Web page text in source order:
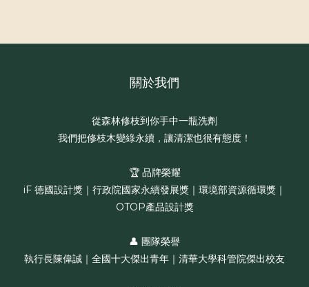
關於我們
從森林修枝到你手中一瓶洗劑
我們把修枝木變綠永續，讓清潔也很有態度！
🏆 品牌榮耀
iF 德國設計獎｜行政院國家永續發展獎｜環境部資源循環獎｜
OTOP產品設計獎
👤 團隊榮譽
執行長陳偉誠｜全國十大傑出青年｜清華大學科管院傑出校友